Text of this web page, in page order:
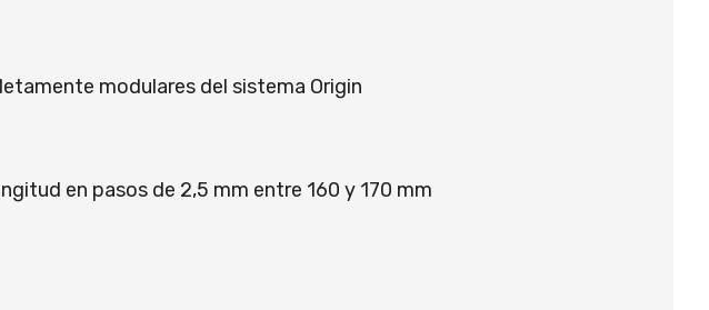
modulares del sistema Origin
en pasos de 2,5 mm entre 160 y 170 mm